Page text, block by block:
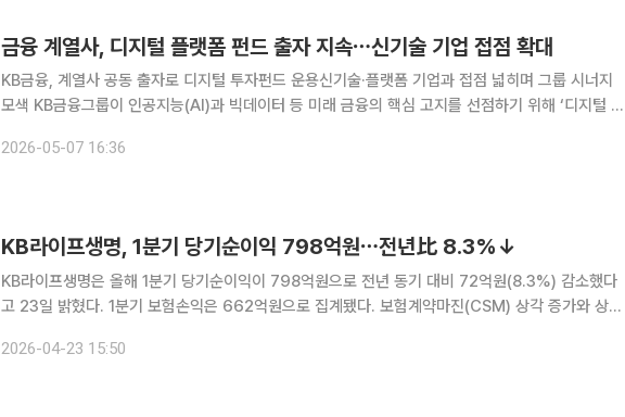
금융 계열사, 디지털 플랫폼 펀드 출자 지속⋯신기술 기업 접점 확대
KB금융, 계열사 공동 출자로 디지털 투자펀드 운용신기술·플랫폼 기업과 접점 넓히며 그룹 시너지
모색 KB금융그룹이 인공지능(AI)과 빅데이터 등 미래 금융의 핵심 고지를 선점하기 위해 ‘디지털 실
을 위해 계열사들이 전방위적으로 지원 사격에 나서는 모습이
2026-05-07 16:36
KB라이프생명, 1분기 당기순이익 798억원⋯전년比 8.3%↓
KB라이프생명은 올해 1분기 당기순이익이 798억원으로 전년 동기 대비 72억원(8.3%) 감소했다
고 23일 밝혔다. 1분기 보험손익은 662억원으로 집계됐다. 보험계약마진(CSM) 상각 증가와 상각
평가손실로 투자손익이 227억원에 그치면서 전체 순이익은 줄었
2026-04-23 15:50